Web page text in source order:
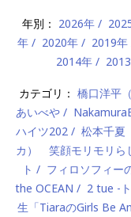
年別： 2026年
年
2020年 2019年
2014年
カテゴリ： 橋口洋平
あいべや
ハイツ202
松本千
カ） 笑顔モリモリら
ト
フィロソフィ
the OCEAN
2 tue -
生「TiaraのGirls Be